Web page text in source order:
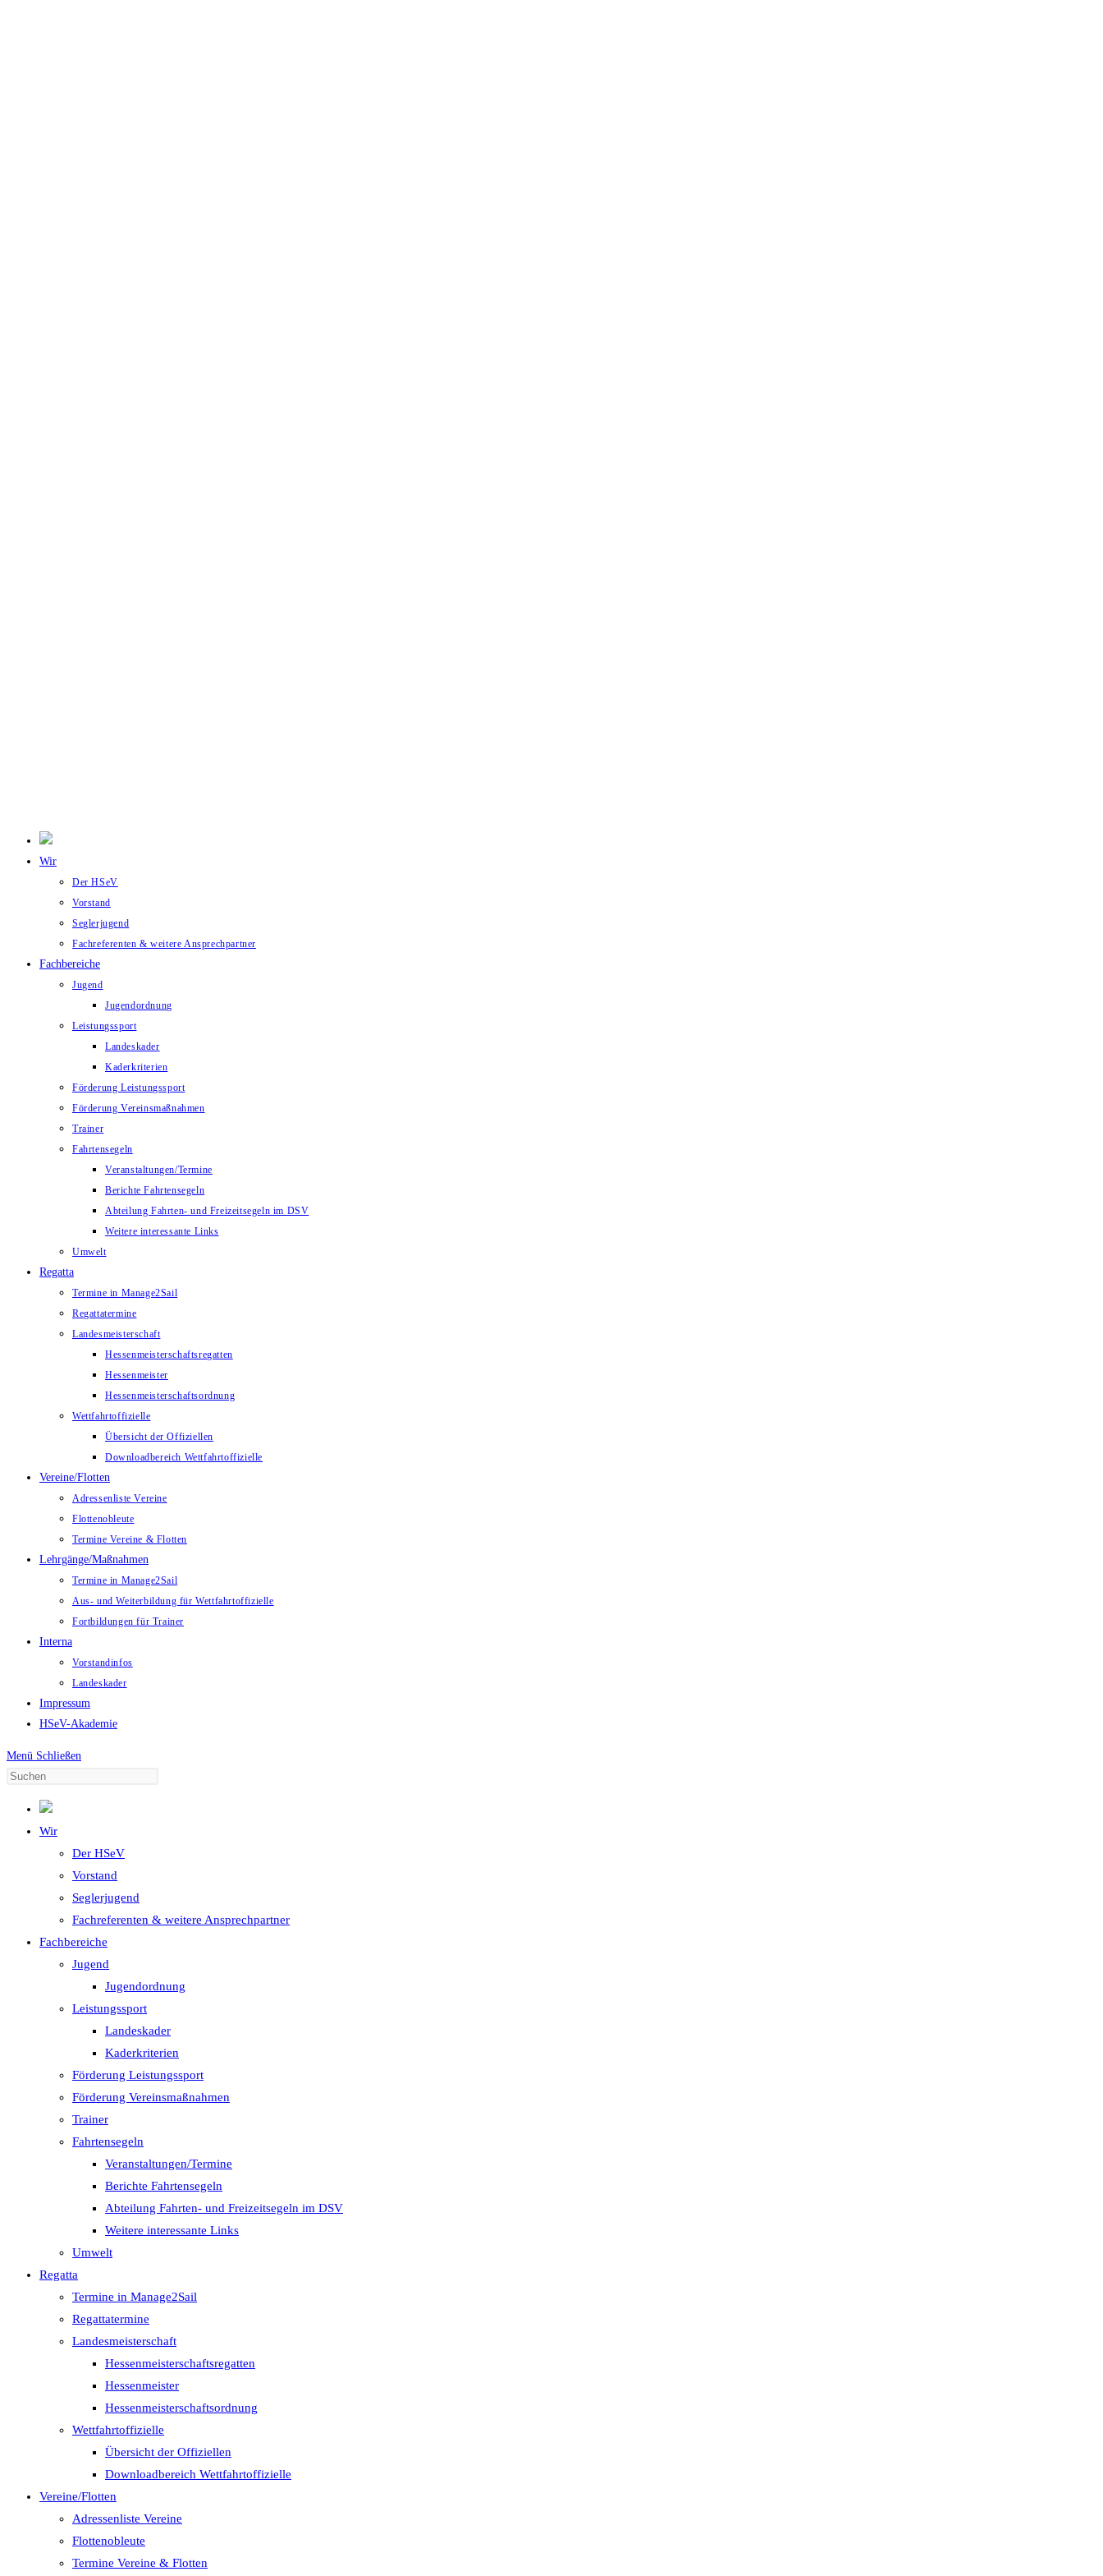
Wir
Der HSeV
Vorstand
Seglerjugend
Fachreferenten & weitere Ansprechpartner
Fachbereiche
Jugend
Jugendordnung
Leistungssport
Landeskader
Kaderkriterien
Förderung Leistungssport
Förderung Vereinsmaßnahmen
Trainer
Fahrtensegeln
Veranstaltungen/Termine
Berichte Fahrtensegeln
Abteilung Fahrten- und Freizeitsegeln im DSV
Weitere interessante Links
Umwelt
Regatta
Termine in Manage2Sail
Regattatermine
Landesmeisterschaft
Hessenmeisterschaftsregatten
Hessenmeister
Hessenmeisterschaftsordnung
Wettfahrtoffizielle
Übersicht der Offiziellen
Downloadbereich Wettfahrtoffizielle
Vereine/Flotten
Adressenliste Vereine
Flottenobleute
Termine Vereine & Flotten
Lehrgänge/Maßnahmen
Termine in Manage2Sail
Aus- und Weiterbildung für Wettfahrtoffizielle
Fortbildungen für Trainer
Interna
Vorstandinfos
Landeskader
Impressum
HSeV-Akademie
Menü Schließen
Wir
Der HSeV
Vorstand
Seglerjugend
Fachreferenten & weitere Ansprechpartner
Fachbereiche
Jugend
Jugendordnung
Leistungssport
Landeskader
Kaderkriterien
Förderung Leistungssport
Förderung Vereinsmaßnahmen
Trainer
Fahrtensegeln
Veranstaltungen/Termine
Berichte Fahrtensegeln
Abteilung Fahrten- und Freizeitsegeln im DSV
Weitere interessante Links
Umwelt
Regatta
Termine in Manage2Sail
Regattatermine
Landesmeisterschaft
Hessenmeisterschaftsregatten
Hessenmeister
Hessenmeisterschaftsordnung
Wettfahrtoffizielle
Übersicht der Offiziellen
Downloadbereich Wettfahrtoffizielle
Vereine/Flotten
Adressenliste Vereine
Flottenobleute
Termine Vereine & Flotten